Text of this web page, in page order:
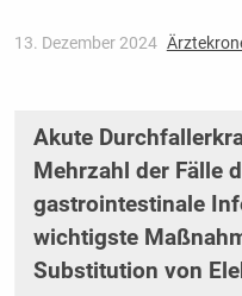
13. Dezember 2024
Akute
Mehrzahl der Fälle
gastrointestinale
wichtigste
Substitution von